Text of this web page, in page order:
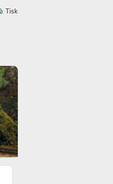
Tisk